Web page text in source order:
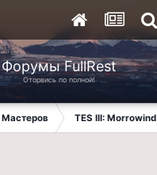
Форумы FullRest
Оторвись по полной!
Мастеров TES III: Morrowind